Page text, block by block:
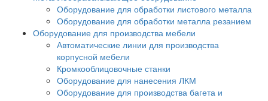
Оборудование для обработки листового металла
Оборудование для обработки металла резанием
Оборудование для производства мебели
Автоматические линии для производства
корпусной мебели
Кромкооблицовочные станки
Оборудование для нанесения ЛКМ
Оборудование для производства багета и